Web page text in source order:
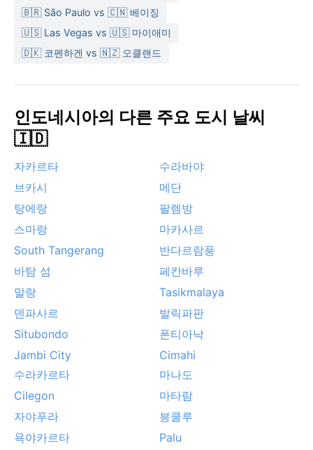
은 6월부터 9월 사이지만, 어느 달을 선택해도 많은 비를
각오해야 한다. 태풍이나 사이클론 같은 극단적 기상 현
상은 드물지만, 집중호우로 인한 국지적 홍수가 발생할
수 있으므로 주의가 필요하다. 사마린다의 열대 우림 기
다. 자연 그대로의 강과 숲을 체험하고 싶다면 우기와 건
기의 경계를 크게 신경 쓰지 않는 편이 낫다.
🇧🇷 São Paulo vs 🇨🇳 베이징
🇺🇸 Las Vegas vs 🇺🇸 마이애미
🇩🇰 코펜하겐 vs 🇳🇿 오클랜드
인도네시아의 다른 주요 도시 날씨
🇮🇩
자카르타
수라바야
브카시
메단
탕에랑
팔렘방
스마랑
마카사르
South Tangerang
반다르람풍
바탐 섬
페칸바루
말랑
Tasikmalaya
덴파사르
발릭파판
Situbondo
폰티아낙
Jambi City
Cimahi
수라카르타
마나도
Cilegon
마타람
자야푸라
븡쿨루
욕야카르타
Palu